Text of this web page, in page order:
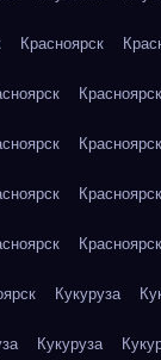
Красноярск
Красноярск
Красноярск
Красноярск
Красноярск
Кукуруза
Кукуруза